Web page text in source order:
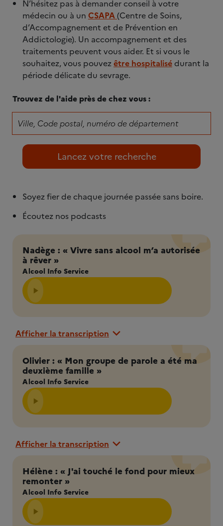
N’hésitez pas à demander conseil à votre
médecin ou à un CSAPA(Centre de Soins,
d’Accompagnement et de Prévention en
Addictologie). Un accompagnement et des
traitements peuvent vous aider. Et si vous le
souhaitez, vous pouvezêtre hospitalisé durant la
période délicate du sevrage.
Trouvez de l'aide près de chez vous :
Soyez fier de chaque journée passée sans boire.
Écoutez nos podcasts
Nadège : « Vivre sans alcool m’a autorisée
à rêver »
Alcool Info Service
Afficher la transcription
Olivier : « Mon groupe de parole a été ma
deuxième famille »
Alcool Info Service
Afficher la transcription
Hélène : « J'ai touché le fond pour mieux
remonter »
Alcool Info Service